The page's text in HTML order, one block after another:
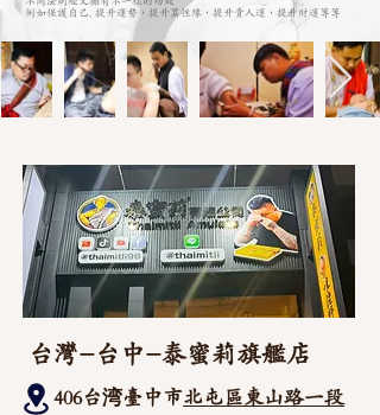
例如保護自己, 提升運勢，提升異性緣，提升貴人運，提升財運等等
台灣-台中-泰蜜莉旗艦店
406台湾臺中市北屯區東山路一段